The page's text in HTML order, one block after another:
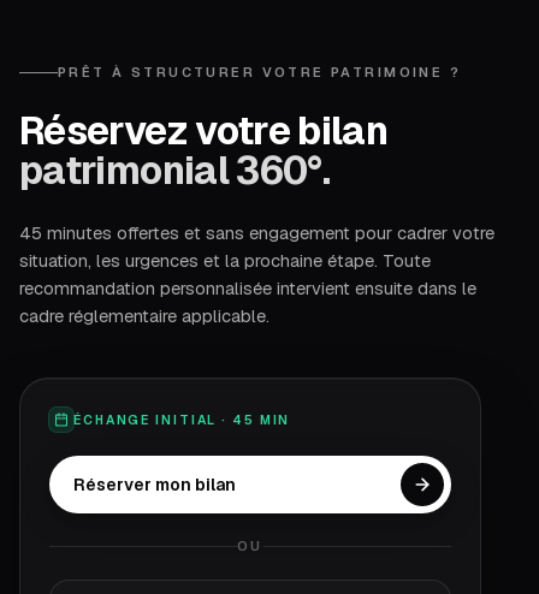
PRÊT À STRUCTURER VOTRE PATRIMOINE ?
Réservez votre bilan
patrimonial 360°.
45 minutes offertes et sans engagement pour cadrer votre
situation, les urgences et la prochaine étape. Toute
recommandation personnalisée intervient ensuite dans le
cadre réglementaire applicable.
ÉCHANGE INITIAL · 45 MIN
Réserver mon bilan
OU